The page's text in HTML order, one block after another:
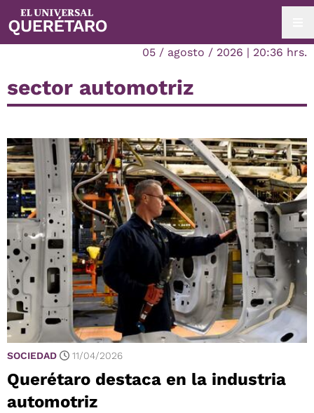
05 / agosto / 2026 | 20:36 hrs.
sector automotriz
SOCIEDAD 11/04/2026
Querétaro destaca en la industria
automotriz